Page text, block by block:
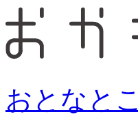
おとなと